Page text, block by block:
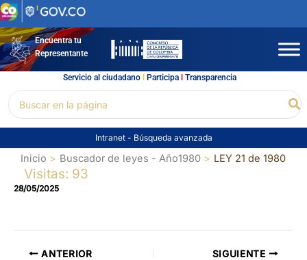
Ir
al
contenidoEncuentra tu
Representante
Servicio al ciudadano l Participal Transparencia
por:
Intranet - Búsqueda avanzada
Inicio Buscador de leyes - Año1980 LEY 21 de 1980
Visitas: 93
28/05/2025
ANTERIOR SIGUIENTE